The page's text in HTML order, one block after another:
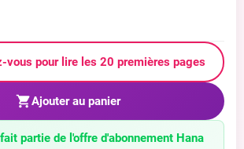
vous pour lire les 20 premières pages
Ajouter au panier
partie de l'offre d'abonnement Hana